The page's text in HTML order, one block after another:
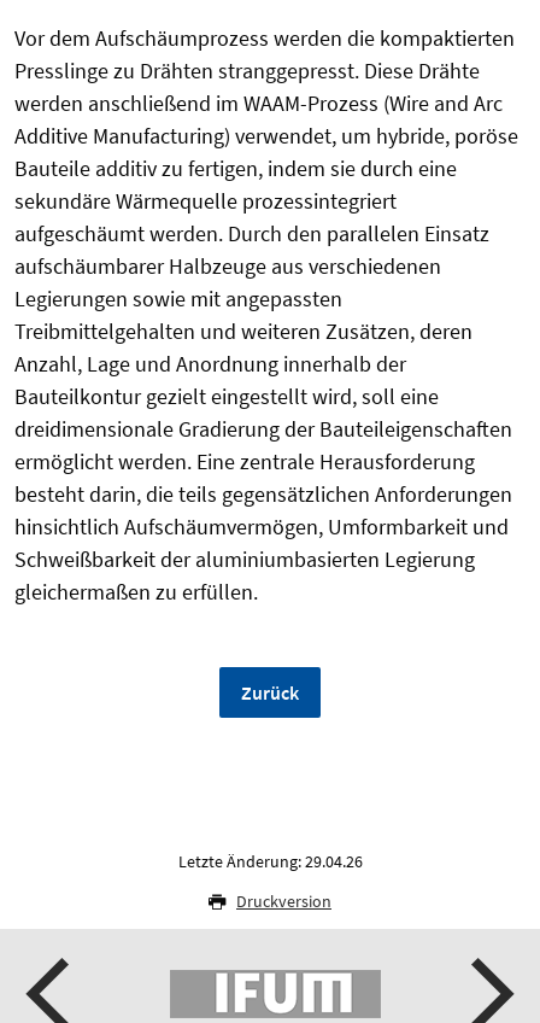
Vor dem Aufschäumprozess werden die kompaktierten
Presslinge zu Drähten stranggepresst. Diese Drähte
werden anschließend im WAAM-Prozess (Wire and Arc
Additive Manufacturing) verwendet, um hybride, poröse
Bauteile additiv zu fertigen, indem sie durch eine
sekundäre Wärmequelle prozessintegriert
aufgeschäumt werden. Durch den parallelen Einsatz
aufschäumbarer Halbzeuge aus verschiedenen
Legierungen sowie mit angepassten
Treibmittelgehalten und weiteren Zusätzen, deren
Anzahl, Lage und Anordnung innerhalb der
Bauteilkontur gezielt eingestellt wird, soll eine
dreidimensionale Gradierung der Bauteileigenschaften
ermöglicht werden. Eine zentrale Herausforderung
besteht darin, die teils gegensätzlichen Anforderungen
hinsichtlich Aufschäumvermögen, Umformbarkeit und
Schweißbarkeit der aluminiumbasierten Legierung
gleichermaßen zu erfüllen.
Zurück
Letzte Änderung: 29.04.26
Druckversion